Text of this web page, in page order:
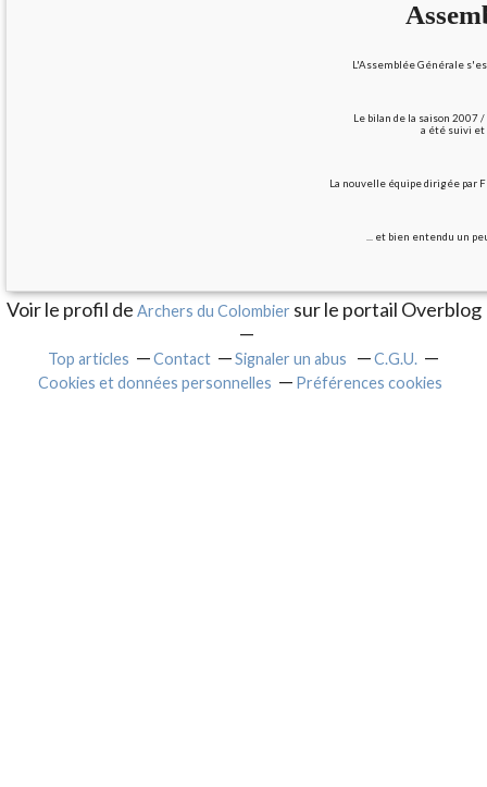
L'Assemblée Générale
Le bilan de la saison 2007
a été suivi et
La nouvelle équipe dirigée par
... et bien entendu un
Voir le profil de Archers du Colombier sur le portail Overblog
Top articles Contact Signaler un abus
C.G.U.
Cookies et données personnelles
Préférences cookies